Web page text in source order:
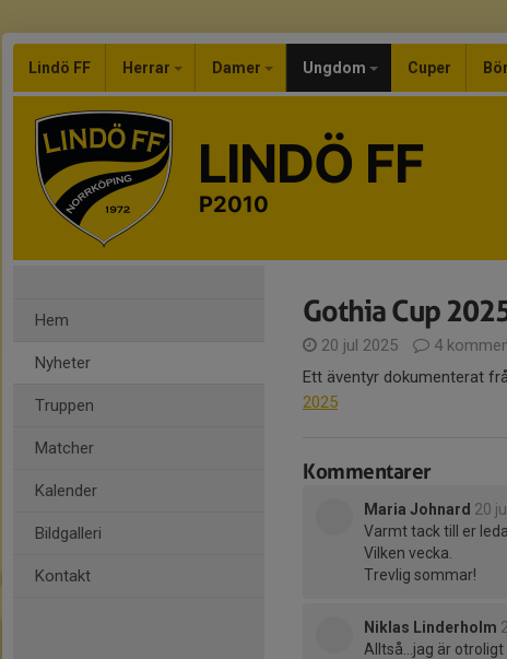
Lindö FF Herrar Damer Ungdom Cuper
LINDÖ FF
P2010
Hem
Nyheter
Truppen
Matcher
Kalender
Bildgalleri
Kontakt
Gothia Cup
20 jul 2025
4
Ett äventyr dokumenterat
2025
Kommentarer
Maria Johnard 20
Varmt tack till er
Vilken vecka.
Trevlig sommar!
Niklas Linderholm
Alltså…jag är otroligt